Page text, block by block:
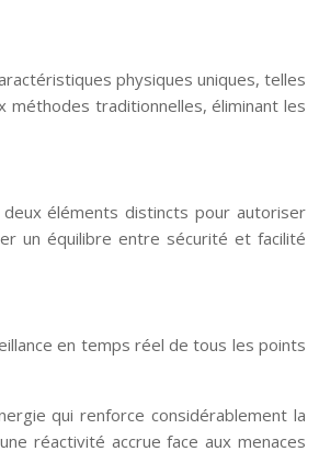
physiques uniques, telles
méthodes traditionnelles, éliminant les
éléments distincts pour autoriser
un équilibre entre sécurité et facilité
en temps réel de tous les points
qui renforce considérablement la
réactivité accrue face aux menaces